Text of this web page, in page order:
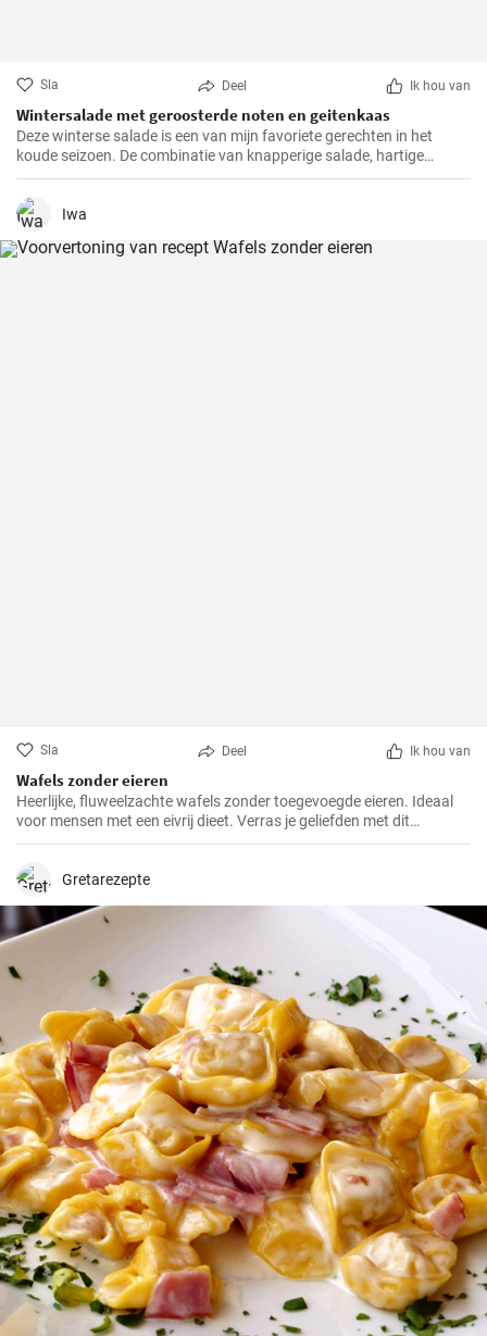
Sla Deel Ik hou van
Wintersalade met geroosterde noten en geitenkaas
Deze winterse salade is een van mijn favoriete gerechten in het
koude seizoen. De combinatie van knapperige salade, hartige
geitenkaas en knapperig geroosterde noten biedt niet alleen een
buitengewone smaakervaring, maar is ook een visueel hoogtepunt.
Ik heb dit recept al zo vaak gemaakt voor mijn familie en vrienden en
Iwa
Sla Deel Ik hou van
Wafels zonder eieren
Heerlijke, fluweelzachte wafels zonder toegevoegde eieren. Ideaal
voor mensen met een eivrij dieet. Verras je geliefden met dit
prachtige alternatief voor traditionele wafels.
Gretarezepte